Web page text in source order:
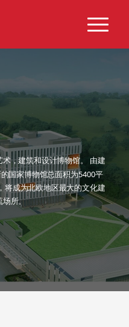
，建筑和设计博物馆。 由建
国家博物馆总面积为5400平
将成为北欧地区最大的文化建
场所。